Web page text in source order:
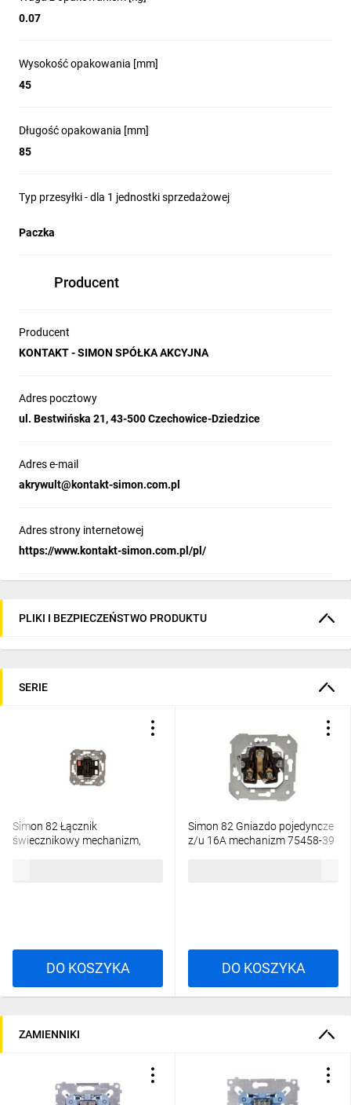
0.07
Wysokość opakowania [mm]
45
Długość opakowania [mm]
85
Typ przesyłki - dla 1 jednostki sprzedażowej
Paczka
Producent
Producent
KONTAKT - SIMON SPÓŁKA AKCYJNA
Adres pocztowy
ul. Bestwińska 21, 43-500 Czechowice-Dziedzice
Adres e-mail
akrywult@kontakt-simon.com.pl
Adres strony internetowej
https://www.kontakt-simon.com.pl/pl/
PLIKI I BEZPIECZEŃSTWO PRODUKTU
SERIE
Simon 82 Łącznik
świecznikowy mechanizm,
DO KOSZYKA
Simon 82 Gniazdo pojedyncze
z/u 16A mechanizm 75458-39
DO KOSZYKA
ZAMIENNIKI